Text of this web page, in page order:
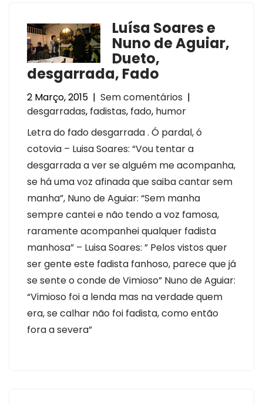
Luísa Soares e
Nuno de Aguiar,
Dueto,
desgarrada, Fado
2 Março, 2015 | Sem comentários |
desgarradas, fadistas, fado, humor
Letra do fado desgarrada . Ó pardal, ó
cotovia – Luisa Soares: “Vou tentar a
desgarrada a ver se alguém me acompanha,
se há uma voz afinada que saiba cantar sem
manha”, Nuno de Aguiar: “Sem manha
sempre cantei e não tendo a voz famosa,
raramente acompanhei qualquer fadista
manhosa” – Luisa Soares: ” Pelos vistos quer
ser gente este fadista fanhoso, parece que já
se sente o conde de Vimioso” Nuno de Aguiar:
“Vimioso foi a lenda mas na verdade quem
era, se calhar não foi fadista, como então
fora a severa”